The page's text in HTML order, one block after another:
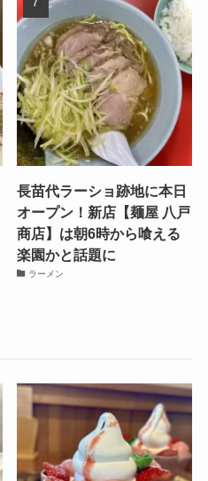
長苗代ラーショ跡地に本日
オープン！新店【麺屋 八戸
商店】は朝6時から喰える
楽園かと話題に
ラーメン